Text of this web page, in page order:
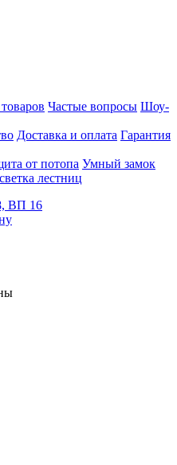
Частые вопросы Шоу-
Доставка и оплата Гарантия
от потопа Умный замок
лестниц
ВП 16